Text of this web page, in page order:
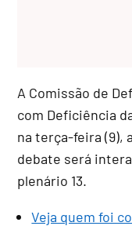
A Comissão de
com Deficiência
na terça-feira (9),
debate será
plenário 13.
Veja quem foi